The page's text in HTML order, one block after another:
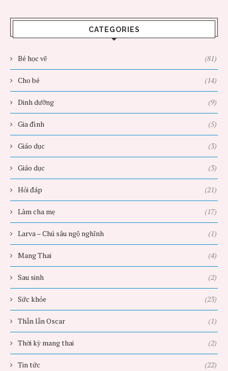
CATEGORIES
Bé học vẽ (81)
Cho bé (14)
Dinh dưỡng (9)
Gia đình (5)
Giáo dục (3)
Giáo dục (3)
Hỏi đáp (21)
Làm cha mẹ (17)
Larva – Chú sâu ngộ nghĩnh (1)
Mang Thai (4)
Sau sinh (2)
Sức khỏe (23)
Thằn lằn Oscar (1)
Thời kỳ mang thai (2)
Tin tức (22)